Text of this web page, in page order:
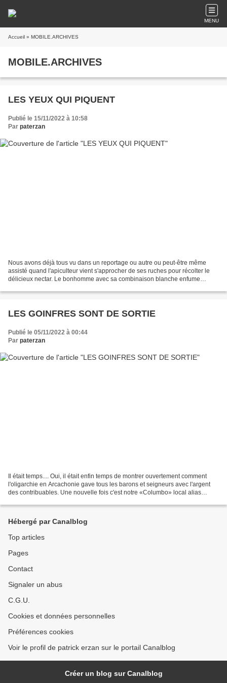
MENU
Accueil » MOBILE.ARCHIVES
MOBILE.ARCHIVES
LES YEUX QUI PIQUENT
Publié le 15/11/2022 à 10:58
Par paterzan
Nous avons déjà tous vu dans un reportage ou autre ou peut-être même
assisté quand l'apiculteur vient s'approcher de ses ruches pour récolter le
délicieux nectar. Le bonhomme avec sa combinaison blanche enfume
LES GOINFRES SONT DE SORTIE
Publié le 05/11/2022 à 00:44
Par paterzan
Il était temps.... Oui, il était enfin temps de montrer ouvertement comment
l'oligarchie en Arcachonie gave tous les barons et seigneurs avec l'argent
des contribuables. Une nouvelle fois c'est notre «Columbo» local alias
Hébergé par Canalblog
Top articles
Pages
Contact
Signaler un abus
C.G.U.
Cookies et données personnelles
Préférences cookies
Voir le profil de patrick erzan sur le portail Canalblog
Créer un blog sur Canalblog